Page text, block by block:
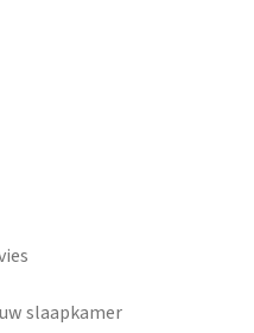
slaapkamer